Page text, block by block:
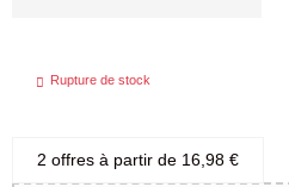
 Rupture de stock
2 offres à partir de 16,98 €